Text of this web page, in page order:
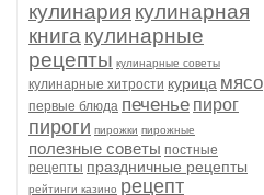
кулинария кулинарная
книга кулинарные
рецепты кулинарные советы
кулинарные хитрости курица мясо
первые блюда печенье пирог
пироги пирожки пирожные
полезные советы постные
рецепты праздничные рецепты
рейтинги казино рецепт